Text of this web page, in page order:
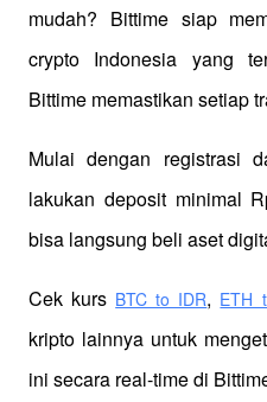
mudah? Bittime siap
crypto Indonesia yang
Bittime memastikan setiap
Mulai dengan registrasi
lakukan deposit minimal
bisa langsung beli aset
Cek kurs BTC to IDR, ETH
kripto lainnya untuk
ini secara real-time di